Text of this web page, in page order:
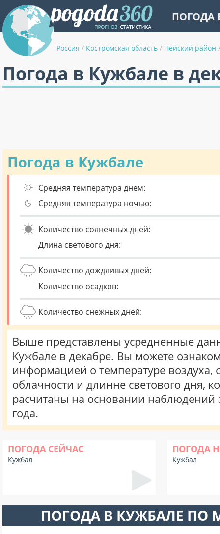
ПОГОДА
Россия / Костромская область / Нейский район /
Погода в Кужбале в
Погода в Кужбале
Средняя температура днем:
Средняя температура ночью:
Количество солнечных дней:
Длина светового дня:
Количество дождливых дней:
Количество осадков:
Количество снежных дней:
Выше представлены усредненные
Кужбале в декабре. Вы можете
информацией о температуре воздуха,
облачности и длинне светового дня,
расчитаны на основании наблюдений
года.
ПОГОДА СЕЙЧАС
Кужбал
ПОГОДА
Кужбал
ПОГОДА В КУЖБАЛЕ ПО